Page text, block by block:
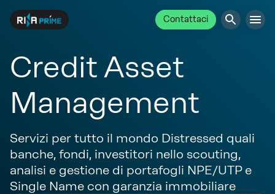
Contattaci
Credit Asset
Management
Servizi per tutto il mondo Distressed quali
banche, fondi, investitori nello scouting,
analisi e gestione di portafogli NPE/UTP e
Single Name con garanzia immobiliare